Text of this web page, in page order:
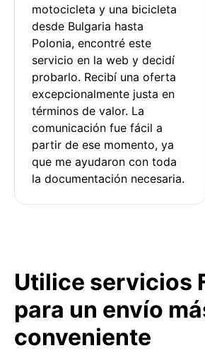
motocicleta y una bicicleta
desde Bulgaria hasta
Polonia, encontré este
servicio en la web y decidí
probarlo. Recibí una oferta
excepcionalmente justa en
términos de valor. La
comunicación fue fácil a
partir de ese momento, ya
que me ayudaron con toda
la documentación necesaria.
Utilice servicios
para un envío
conveniente